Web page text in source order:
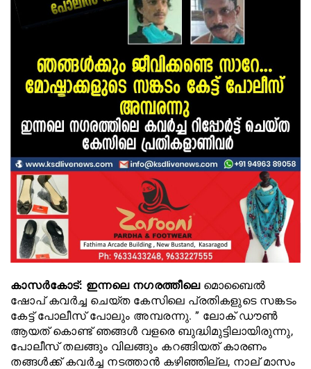
കാസർകോട്: ഇന്നലെ നഗരത്തീലെ മൊബൈൽ
ഷോപ് കവർച്ച ചെയ്ത കേസിലെ പ്രതികളുടെ സങ്കടം
കേട്ട് പോലീസ് പോലും അമ്പരന്നു. ” ലോക് ഡൗൺ
ആയത് കൊണ്ട് ഞങ്ങൾ വളരെ ബുദ്ധിമുട്ടിലായിരുന്നു,
പോലീസ് തലങ്ങും വിലങ്ങും കറങ്ങിയത് കാരണം
തങ്ങൾക്ക് കവർച്ച നടത്താൻ കഴിഞ്ഞില്ല, നാല് മാസം